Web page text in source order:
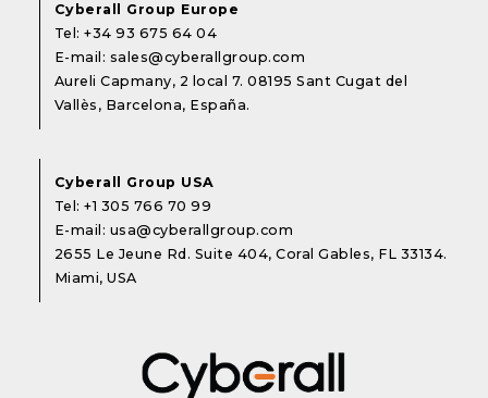
Cyberall Group Europe
Tel:+34 93 675 64 04
E-mail: sales@cyberallgroup.com
Aureli Capmany, 2 local 7. 08195 Sant Cugat del
Vallès, Barcelona, España.
Cyberall Group USA
Tel:+1 305 766 70 99
E-mail: usa@cyberallgroup.com
2655 Le Jeune Rd. Suite 404, Coral Gables, FL 33134.
Miami, USA